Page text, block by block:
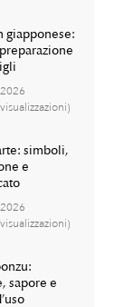
giapponese:
2026
simboli,
e
2026
sapore e